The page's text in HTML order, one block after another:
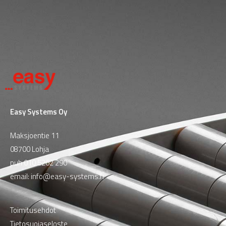
Easy Systems Oy
Maksjoentie 11
08700 Lohja
puh010 5262 290
email: info@easy-systems.fi
Toimitusehdot